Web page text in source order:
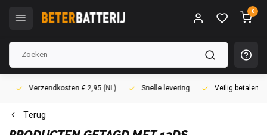
0
Verzendkosten € 2,95 (NL) Snelle levering Veilig betalen
Terug